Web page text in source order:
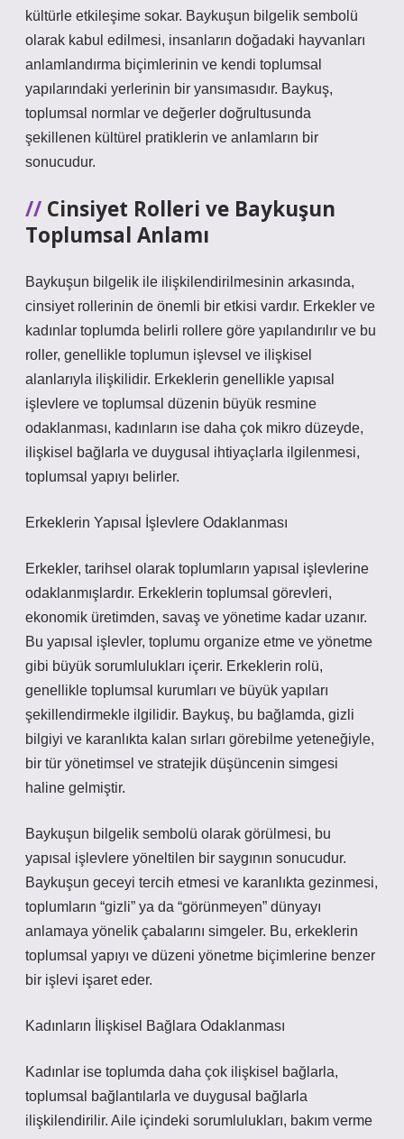
kültürle etkileşime sokar. Baykuşun bilgelik sembolü
olarak kabul edilmesi, insanların doğadaki hayvanları
anlamlandırma biçimlerinin ve kendi toplumsal
yapılarındaki yerlerinin bir yansımasıdır. Baykuş,
toplumsal normlar ve değerler doğrultusunda
şekillenen kültürel pratiklerin ve anlamların bir
sonucudur.
Cinsiyet Rolleri ve Baykuşun
Toplumsal Anlamı
Baykuşun bilgelik ile ilişkilendirilmesinin arkasında,
cinsiyet rollerinin de önemli bir etkisi vardır. Erkekler ve
kadınlar toplumda belirli rollere göre yapılandırılır ve bu
roller, genellikle toplumun işlevsel ve ilişkisel
alanlarıyla ilişkilidir. Erkeklerin genellikle yapısal
işlevlere ve toplumsal düzenin büyük resmine
odaklanması, kadınların ise daha çok mikro düzeyde,
ilişkisel bağlarla ve duygusal ihtiyaçlarla ilgilenmesi,
toplumsal yapıyı belirler.
Erkeklerin Yapısal İşlevlere Odaklanması
Erkekler, tarihsel olarak toplumların yapısal işlevlerine
odaklanmışlardır. Erkeklerin toplumsal görevleri,
ekonomik üretimden, savaş ve yönetime kadar uzanır.
Bu yapısal işlevler, toplumu organize etme ve yönetme
gibi büyük sorumlulukları içerir. Erkeklerin rolü,
genellikle toplumsal kurumları ve büyük yapıları
şekillendirmekle ilgilidir. Baykuş, bu bağlamda, gizli
bilgiyi ve karanlıkta kalan sırları görebilme yeteneğiyle,
bir tür yönetimsel ve stratejik düşüncenin simgesi
haline gelmiştir.
Baykuşun bilgelik sembolü olarak görülmesi, bu
yapısal işlevlere yöneltilen bir saygının sonucudur.
Baykuşun geceyi tercih etmesi ve karanlıkta gezinmesi,
toplumların “gizli” ya da “görünmeyen” dünyayı
anlamaya yönelik çabalarını simgeler. Bu, erkeklerin
toplumsal yapıyı ve düzeni yönetme biçimlerine benzer
bir işlevi işaret eder.
Kadınların İlişkisel Bağlara Odaklanması
Kadınlar ise toplumda daha çok ilişkisel bağlarla,
toplumsal bağlantılarla ve duygusal bağlarla
ilişkilendirilir. Aile içindeki sorumlulukları, bakım verme